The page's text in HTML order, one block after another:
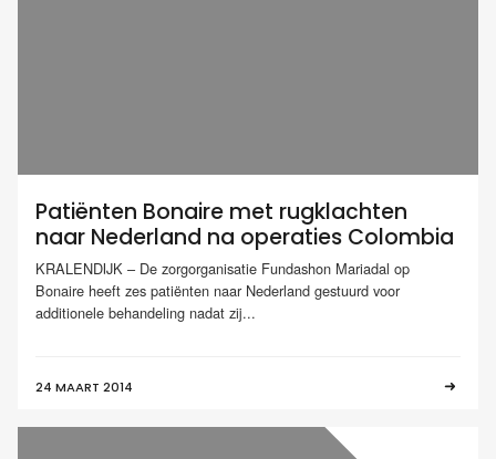
Patiënten Bonaire met rugklachten
naar Nederland na operaties Colombia
KRALENDIJK – De zorgorganisatie Fundashon Mariadal op
Bonaire heeft zes patiënten naar Nederland gestuurd voor
additionele behandeling nadat zij...
24 MAART 2014